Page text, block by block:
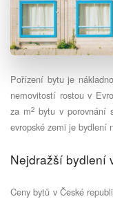
Pořízení bytu je
nemovitostí rostou v
za m2 bytu v porovnání
evropské zemi je bydlení
Nejdražší bydlení
Ceny bytů v České